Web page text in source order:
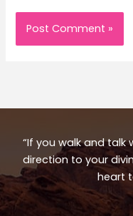
“If you walk and talk
direction to your
heart